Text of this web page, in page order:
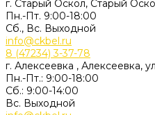
г. Старый Оскол, Старый
Пн.-Пт. 9:00-18:00
Сб., Вс. Выходной
info@ckbel.ru
8 (47234) 3-37-78
г. Алексеевка ,
Пн.-Пт.: 9:00-18:00
Сб.: 9:00-14:00
Вс. Выходной